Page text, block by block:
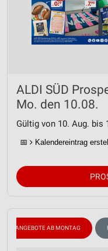
ALDI SÜD
Mo. den 10.08.
Gültig von 10. Aug. bis
📅 Kalendereintrag
ANGEBOTE AB MONTAG